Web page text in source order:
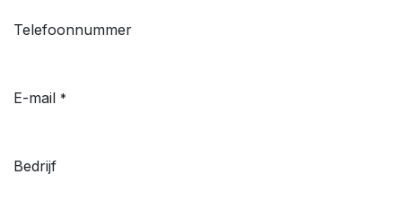
Telefoonnummer
E-mail *
Bedrijf